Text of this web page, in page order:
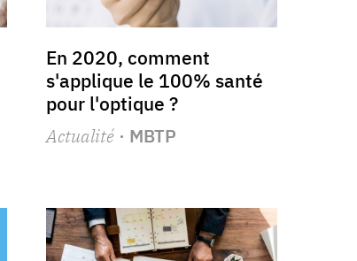
En 2020, comment
s'applique le 100% santé
pour l'optique ?
Actualité· MBTP